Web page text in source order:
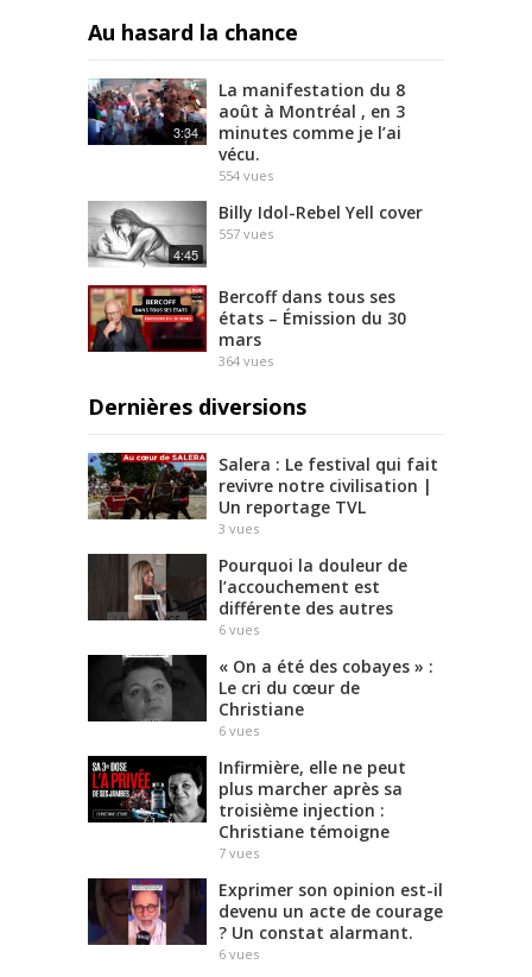
Au hasard la chance
3:34
La manifestation du 8
août à Montréal , en 3
minutes comme je l’ai
vécu.
554 vues
4:45
Billy Idol-Rebel Yell cover
557 vues
Bercoff dans tous ses
états – Émission du 30
mars
364 vues
Dernières diversions
Salera : Le festival qui fait
revivre notre civilisation |
Un reportage TVL
3 vues
Pourquoi la douleur de
l’accouchement est
différente des autres
6 vues
« On a été des cobayes » :
Le cri du cœur de
Christiane
6 vues
Infirmière, elle ne peut
plus marcher après sa
troisième injection :
Christiane témoigne
7 vues
Exprimer son opinion est-il
devenu un acte de courage
? Un constat alarmant.
6 vues